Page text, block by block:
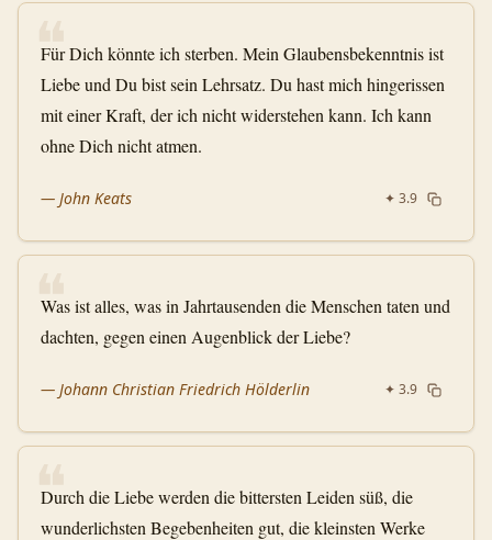
❝
Für Dich könnte ich sterben. Mein Glaubensbekenntnis ist
Liebe und Du bist sein Lehrsatz. Du hast mich hingerissen
mit einer Kraft, der ich nicht widerstehen kann. Ich kann
ohne Dich nicht atmen.
— John Keats ✦ 3.9
❝
Was ist alles, was in Jahrtausenden die Menschen taten und
dachten, gegen einen Augenblick der Liebe?
— Johann Christian Friedrich Hölderlin ✦ 3.9
❝
Durch die Liebe werden die bittersten Leiden süß, die
wunderlichsten Begebenheiten gut, die kleinsten Werke